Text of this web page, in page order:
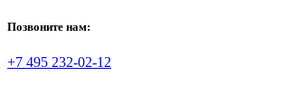
Позвоните нам:
+7 495 232-02-12